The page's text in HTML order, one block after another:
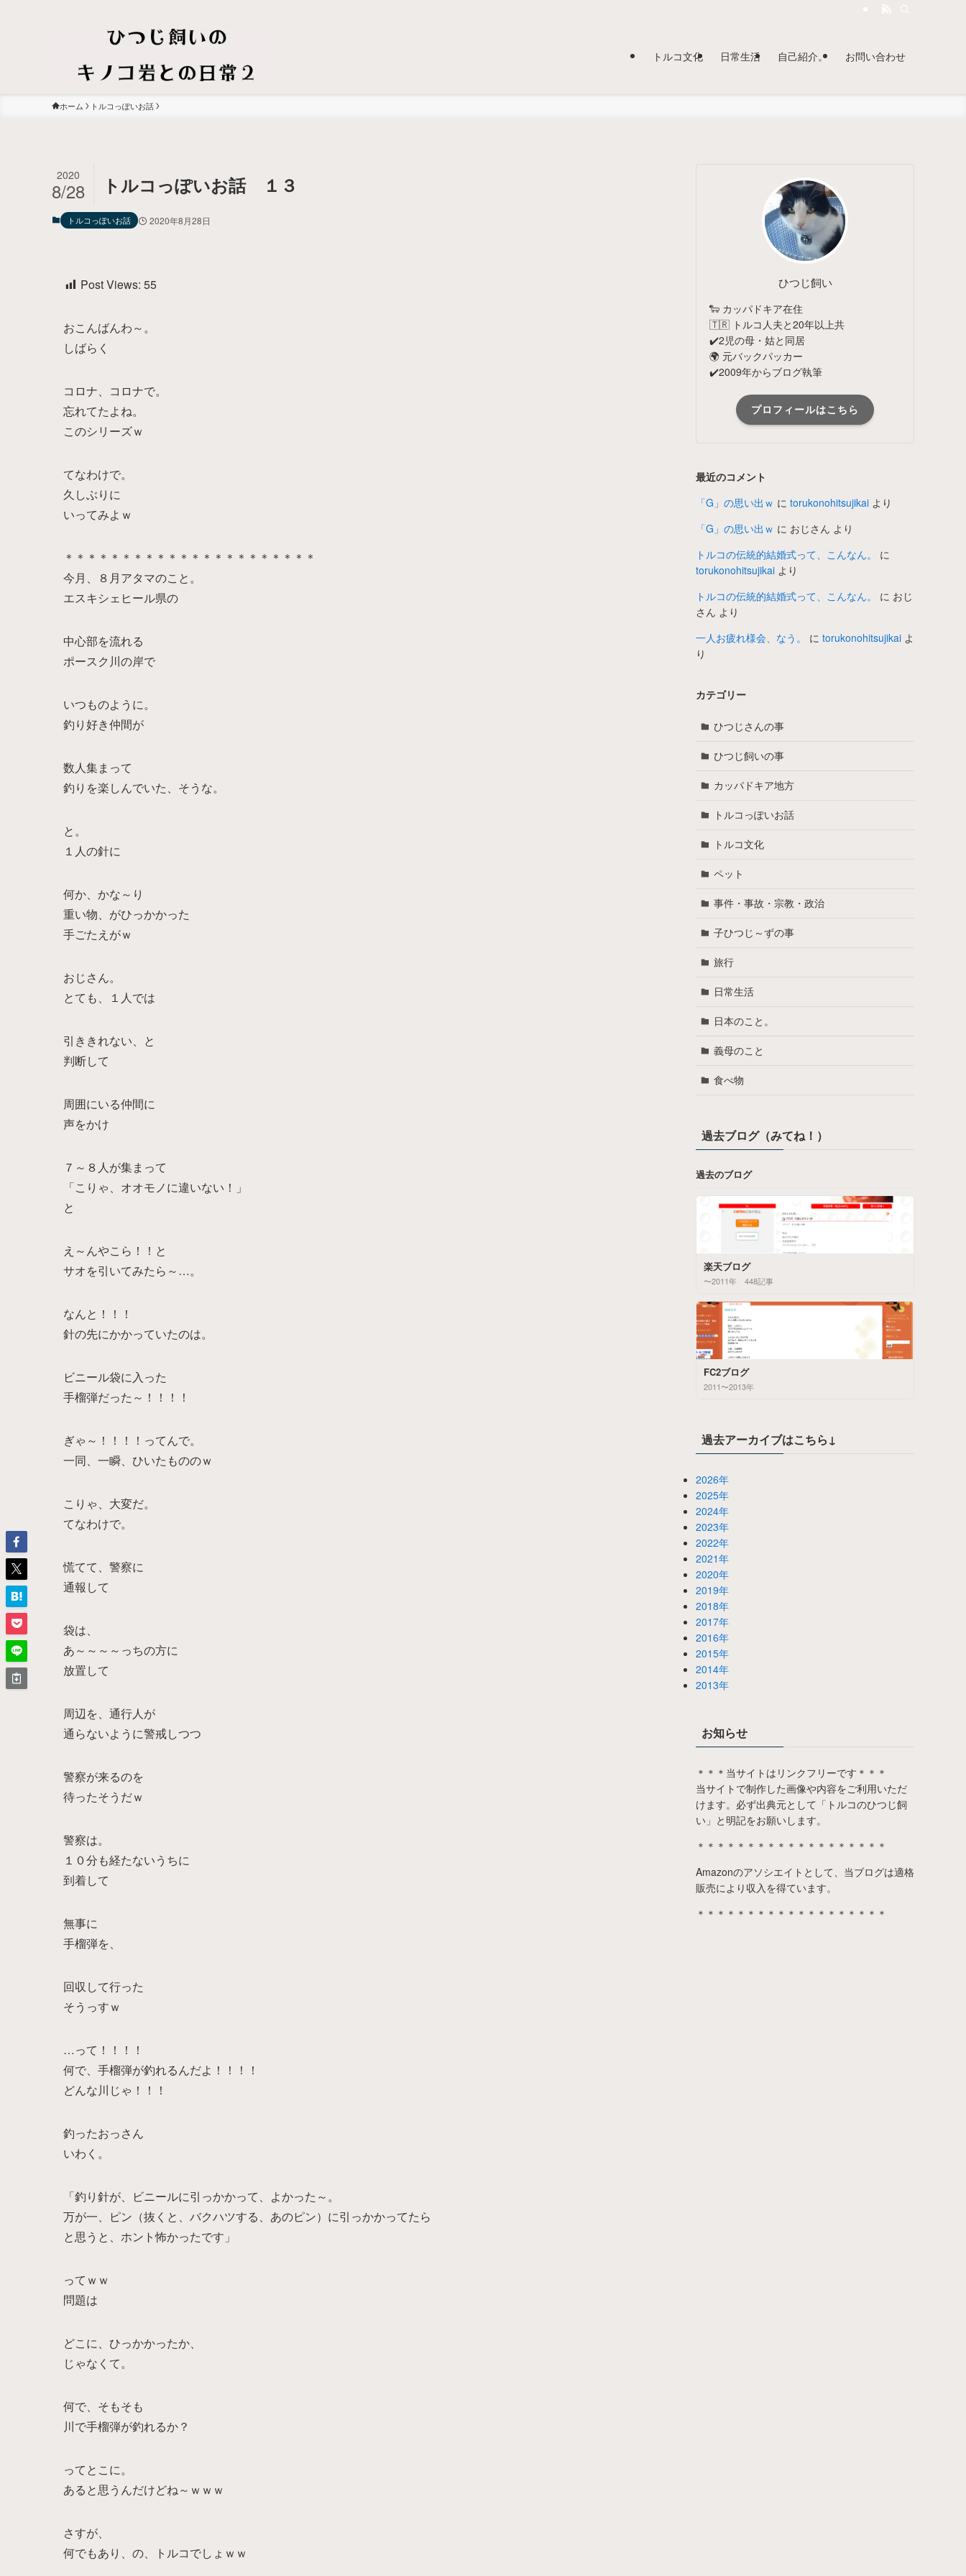
トルコ文化 日常生活 自己紹介。 お問い合わせ
ホーム トルコっぽいお話
トルコっぽいお話 １３
2020
8/28
トルコっぽいお話 2020年8月28日
Post Views: 55
おこんばんわ～。
しばらく
コロナ、コロナで。
忘れてたよね。
このシリーズｗ
てなわけで。
久しぶりに
いってみよｗ
＊＊＊＊＊＊＊＊＊＊＊＊＊＊＊＊＊＊＊＊＊＊
今月、８月アタマのこと。
エスキシェヒール県の
中心部を流れる
ポースク川の岸で
いつものように。
釣り好き仲間が
数人集まって
釣りを楽しんでいた、そうな。
と。
１人の針に
何か、かな～り
重い物、がひっかかった
手ごたえがｗ
おじさん。
とても、１人では
引ききれない、と
判断して
周囲にいる仲間に
声をかけ
７～８人が集まって
「こりゃ、オオモノに違いない！」
と
え～んやこら！！と
サオを引いてみたら～…。
なんと！！！
針の先にかかっていたのは。
ビニール袋に入った
手榴弾だった～！！！！
ぎゃ～！！！！ってんで。
一同、一瞬、ひいたもののｗ
こりゃ、大変だ。
てなわけで。
慌てて、警察に
通報して
袋は、
あ～～～～っちの方に
放置して
周辺を、通行人が
通らないように警戒しつつ
警察が来るのを
待ったそうだｗ
警察は。
１０分も経たないうちに
到着して
無事に
手榴弾を、
回収して行った
そうっすｗ
…って！！！！
何で、手榴弾が釣れるんだよ！！！！
どんな川じゃ！！！
釣ったおっさん
いわく。
「釣り針が、ビニールに引っかかって、よかった～。
万が一、ピン（抜くと、バクハツする、あのピン）に引っかかってたら
と思うと、ホント怖かったです」
ってｗｗ
問題は
どこに、ひっかかったか、
じゃなくて。
何で、そもそも
川で手榴弾が釣れるか？
ってとこに。
あると思うんだけどね～ｗｗｗ
さすが、
何でもあり、の、トルコでしょｗｗ
ひつじ飼い
🐑 カッパドキア在住
🇹🇷 トルコ人夫と20年以上共
✔️2児の母・姑と同居
🌍 元バックパッカー
✔️2009年からブログ執筆
プロフィールはこちら
最近のコメント
「G」の思い出ｗ に torukonohitsujikai より
「G」の思い出ｗ に おじさん より
トルコの伝統的結婚式って、こんなん。
に
torukonohitsujikai より
トルコの伝統的結婚式って、こんなん。
に おじ
さん より
一人お疲れ様会、なう。
に torukonohitsujikai よ
り
カテゴリー
ひつじさんの事
ひつじ飼いの事
カッパドキア地方
トルコっぽいお話
トルコ文化
ペット
事件・事故・宗教・政治
子ひつじ～ずの事
旅行
日常生活
日本のこと。
義母のこと
食べ物
過去ブログ（みてね！）
過去のブログ
楽天ブログ
〜2011年 448記事
FC2ブログ
2011〜2013年
過去アーカイブはこちら↓
2026年
2025年
2024年
2023年
2022年
2021年
2020年
2019年
2018年
2017年
2016年
2015年
2014年
2013年
お知らせ
＊＊＊当サイトはリンクフリーです＊＊＊
当サイトで制作した画像や内容をご利用いただ
けます。必ず出典元として「トルコのひつじ飼
い」と明記をお願いします。
＊＊＊＊＊＊＊＊＊＊＊＊＊＊＊＊＊＊＊
Amazonのアソシエイトとして、当ブログは適格
販売により収入を得ています。
＊＊＊＊＊＊＊＊＊＊＊＊＊＊＊＊＊＊＊